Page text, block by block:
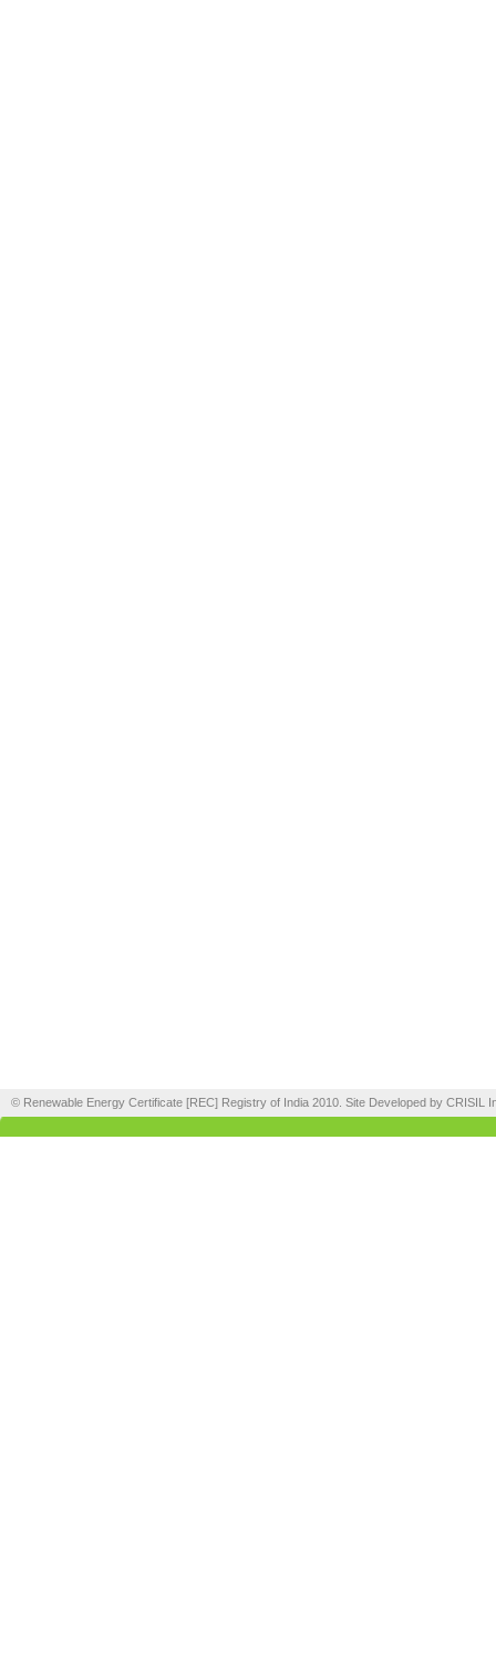
© Renewable Energy Certificate [REC] Registry of India 2010. Site Developed by CRISIL